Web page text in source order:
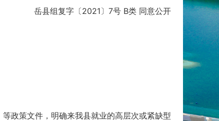
岳县组复字〔2021〕7号 B类 同意公开
政策文件，明确来我县就业的高层次或紧缺型